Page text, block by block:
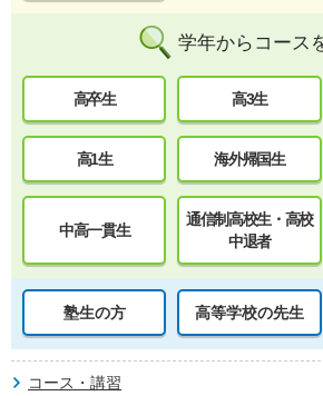
学年からコース
高卒生 高3生
高1生 海外帰国生
中高一貫生
通信制高校生・高校
中退者
塾生の方 高等学校の先生
コース・講習